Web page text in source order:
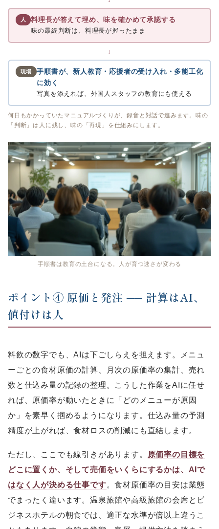
人
料理長が答えて埋め、味を確かめて承認する
味の最終判断は、料理長が握ったまま
↓
現場
手順書が、新人教育・応援者の受け入れ・多能工化
に効く
写真を添えれば、外国人スタッフの教育にも使える
何日もかかっていたマニュアルづくりが、録音と対話で進みます。味の
「判断」は人に残し、味の「再現」を仕組みにします。
手順書は教育の土台になる。人が育つ速さが変わる
ポイント④ 原価と発注 ── 計算はAI、
値付けは人
料飲の数字でも、AIは下ごしらえを担えます。メニュ
ーごとの食材原価の計算、月次の原価率の集計、売れ
数と仕込み量の記録の整理。こうした作業をAIに任せ
れば、原価率が動いたときに「どのメニューが原因
か」を素早く掴めるようになります。仕込み量の予測
精度が上がれば、食材ロスの削減にも直結します。
ただし、ここでも線引きがあります。
原価率の目標を
どこに置くか、そして売価をいくらにするかは、AIで
はなく人が決める仕事です。食材原価率の目安は業態
でまったく違います。温泉旅館や高級旅館の会席とビ
ジネスホテルの朝食では、適正な水準が倍以上違うこ